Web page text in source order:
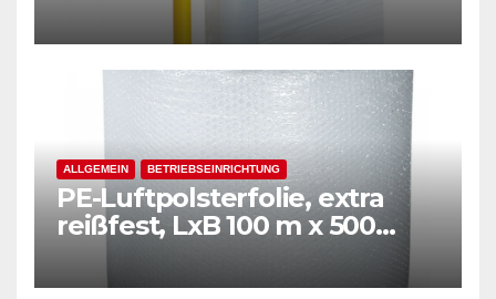
ALLGEMEIN BETRIEBSEINRICHTUNG
PE-Luftpolsterfolie, extra
reißfest, LxB 100 m x 500
mm, Stärke 50 mµ, 2-Schicht-
Folie, transparent